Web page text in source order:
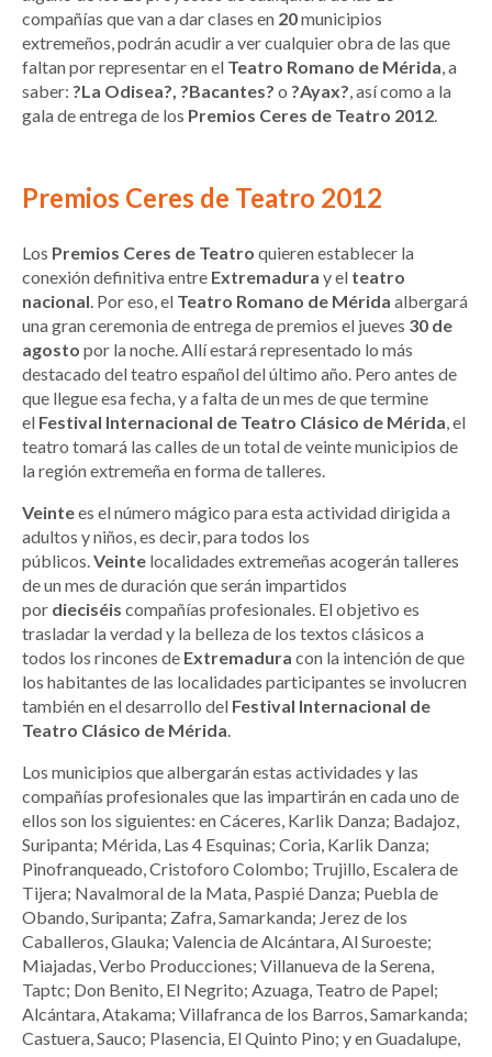
compañías que van a dar clases en 20municipios
extremeños, podrán acudir a ver cualquier obra de las que
faltan por representar en el Teatro Romano de Mérida, a
saber: ?La Odisea?, ?Bacantes? o ?Ayax?, así como a la
gala de entrega de los Premios Ceres de Teatro 2012.
Premios Ceres de Teatro 2012
Los Premios Ceres de Teatro quieren establecer la
conexión definitiva entre Extremadura y el teatro
nacional. Por eso, el Teatro Romano de Mérida albergará
una gran ceremonia de entrega de premios el jueves 30 de
agosto por la noche. Allí estará representado lo más
destacado del teatro español del último año. Pero antes de
que llegue esa fecha, y a falta de un mes de que termine
el Festival Internacional de Teatro Clásico de Mérida, el
teatro tomará las calles de un total de veinte municipios de
la región extremeña en forma de talleres.
Veintees el número mágico para esta actividad dirigida a
adultos y niños, es decir, para todos los
públicos.Veinte localidades extremeñas acogerán talleres
de un mes de duración que serán impartidos
por dieciséis compañías profesionales. El objetivo es
trasladar la verdad y la belleza de los textos clásicos a
todos los rincones de Extremadura con la intención de que
los habitantes de las localidades participantes se involucren
también en el desarrollo del Festival Internacional de
Teatro Clásico de Mérida.
Los municipios que albergarán estas actividades y las
compañías profesionales que las impartirán en cada uno de
ellos son los siguientes: en Cáceres, Karlik Danza; Badajoz,
Suripanta; Mérida, Las 4 Esquinas; Coria, Karlik Danza;
Pinofranqueado, Cristoforo Colombo; Trujillo, Escalera de
Tijera; Navalmoral de la Mata, Paspié Danza; Puebla de
Obando, Suripanta; Zafra, Samarkanda; Jerez de los
Caballeros, Glauka; Valencia de Alcántara, Al Suroeste;
Miajadas, Verbo Producciones; Villanueva de la Serena,
Taptc; Don Benito, El Negrito; Azuaga, Teatro de Papel;
Alcántara, Atakama; Villafranca de los Barros, Samarkanda;
Castuera, Sauco; Plasencia, El Quinto Pino; y en Guadalupe,